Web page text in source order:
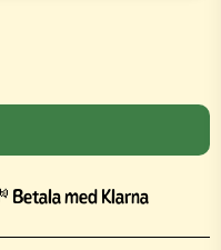
Betala med Klarna